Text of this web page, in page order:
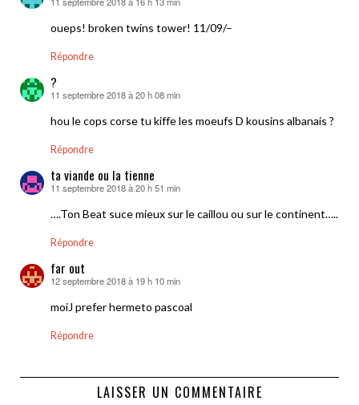
dit :
oueps! broken twins tower! 11/09/–
Répondre
?
dit :
11 septembre 2018 à 20 h 08 min
hou le cops corse tu kiffe les moeufs D kousins albanais ?
Répondre
ta viande ou la tienne
dit :
11 septembre 2018 à 20 h 51 min
….Ton Beat suce mieux sur le caillou ou sur le continent…..
Répondre
far out
dit :
12 septembre 2018 à 19 h 10 min
moiJ prefer hermeto pascoal
Répondre
LAISSER UN COMMENTAIRE